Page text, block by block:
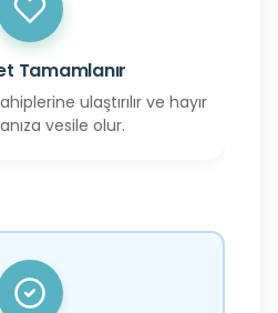
Tamamlanır
ulaştırılır ve hayır
vesile olur.